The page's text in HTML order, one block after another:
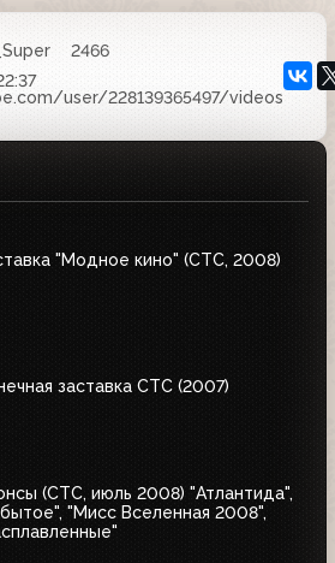
2466
user/228139365497/videos
"Модное кино" (СТС, 2008)
заставка СТС (2007)
(СТС, июль 2008) "Атлантида",
"Мисс Вселенная 2008",